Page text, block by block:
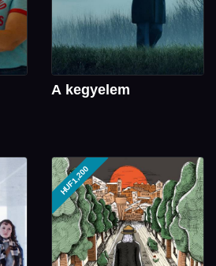
A kegyelem
HUF1,200